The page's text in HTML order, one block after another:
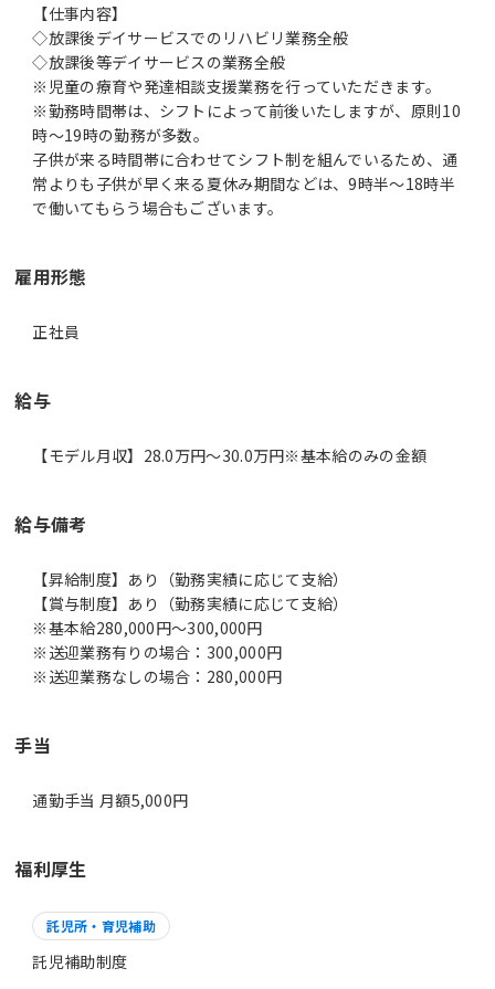
【仕事内容】
◇放課後デイサービスでのリハビリ業務全般
◇放課後等デイサービスの業務全般
※児童の療育や発達相談支援業務を行っていただきます。
※勤務時間帯は、シフトによって前後いたしますが、原則10
時～19時の勤務が多数。
子供が来る時間帯に合わせてシフト制を組んでいるため、通
常よりも子供が早く来る夏休み期間などは、9時半～18時半
で働いてもらう場合もございます。
雇用形態
正社員
給与
【モデル月収】28.0万円〜30.0万円※基本給のみの金額
給与備考
【昇給制度】あり（勤務実績に応じて支給）
【賞与制度】あり（勤務実績に応じて支給）
※基本給280,000円～300,000円
※送迎業務有りの場合：300,000円
※送迎業務なしの場合：280,000円
手当
通勤手当 月額5,000円
福利厚生
託児所・育児補助
託児補助制度